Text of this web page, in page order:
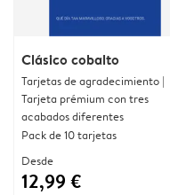
Clásico cobalto
Tarjetas de agradecimiento |
Tarjeta prémium con tres
acabados diferentes
Pack de 10 tarjetas
Desde
12,99 €